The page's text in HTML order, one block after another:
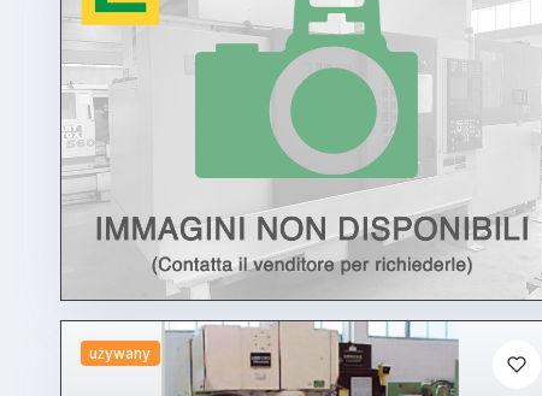
używany